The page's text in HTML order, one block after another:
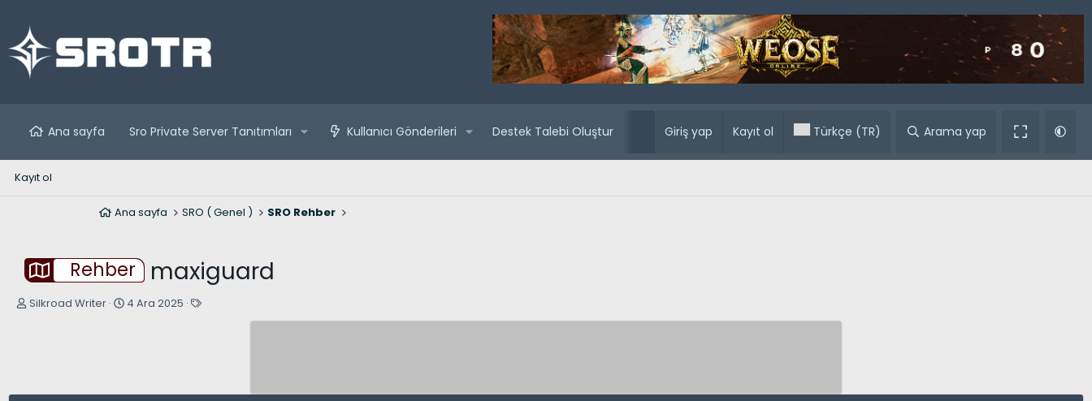
Ana sayfa Sro Private Server Tanıtımları Kullanıcı Gönderileri Destek Talebi Oluştur Yaklaşan sunucular
Giriş yap Kayıt ol Türkçe (TR) Arama yap
Kayıt ol
Ana sayfa SRO ( Genel ) SRO Rehber
Rehber maxiguard
K
u
Silkroad Writer
B
n
4 Ara 2025
E
t